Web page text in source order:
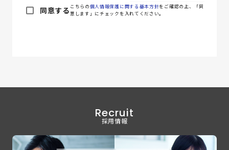
こちらの個人情報保護に関する基本方針をご確認の上、「同
意します」にチェックを入れてください。
同意する
Recruit
採用情報